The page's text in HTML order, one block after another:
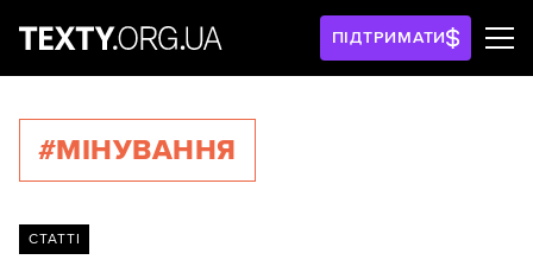
ПІДТРИМАТИ
#МІНУВАННЯ
СТАТТІ